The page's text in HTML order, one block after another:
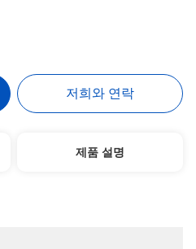
저희와 연락
제품 설명